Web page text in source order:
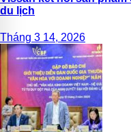
du lịch
Tháng 3 14, 2026